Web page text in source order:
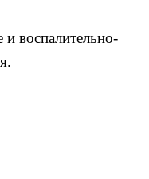
воспалительно-